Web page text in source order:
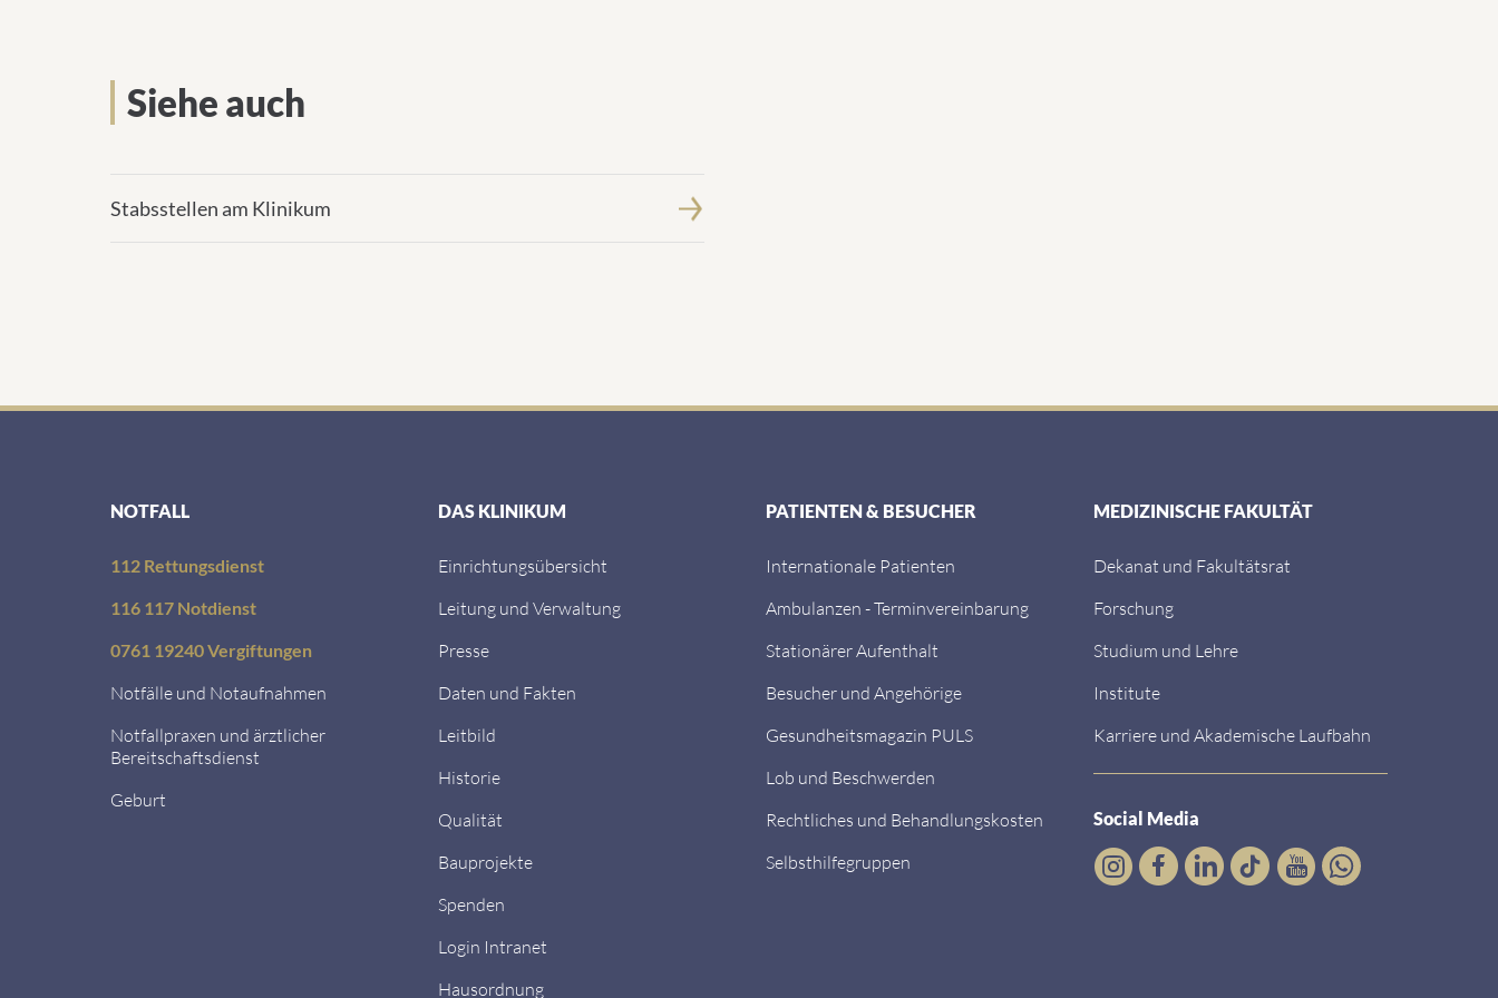
Siehe auch
Stabsstellen am Klinikum
NOTFALL
112 Rettungsdienst
116 117 Notdienst
0761 19240 Vergiftungen
Notfälle und Notaufnahmen
Notfallpraxen und ärztlicher
Bereitschaftsdienst
Geburt
DAS KLINIKUM
Einrichtungsübersicht
Leitung und Verwaltung
Presse
Daten und Fakten
Leitbild
Historie
Qualität
Bauprojekte
Spenden
Login Intranet
Hausordnung
PATIENTEN & BESUCHER
Internationale Patienten
Ambulanzen - Terminvereinbarung
Stationärer Aufenthalt
Besucher und Angehörige
Gesundheitsmagazin PULS
Lob und Beschwerden
Rechtliches und Behandlungskosten
Selbsthilfegruppen
MEDIZINISCHE FAKULTÄT
Dekanat und Fakultätsrat
Forschung
Studium und Lehre
Institute
Karriere und Akademische Laufbahn
Social Media